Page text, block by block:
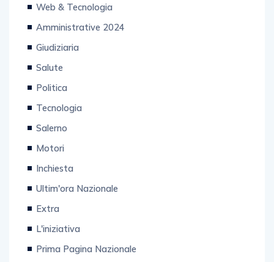
Web & Tecnologia
Amministrative 2024
Giudiziaria
Salute
Politica
Tecnologia
Salerno
Motori
Inchiesta
Ultim'ora Nazionale
Extra
L'iniziativa
Prima Pagina Nazionale